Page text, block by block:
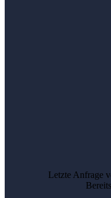
Letzte Anfrage
Bereits